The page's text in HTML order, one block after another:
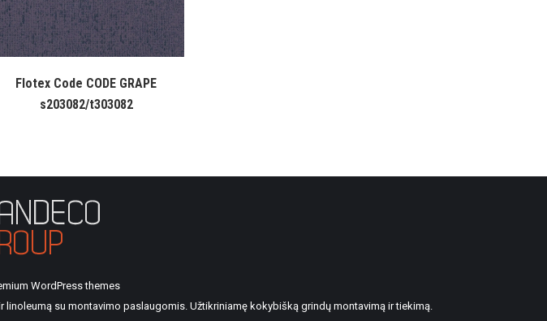
Flotex Code CODE GRAPE
s203082/t303082
WordPress themes
su montavimo paslaugomis. Užtikriniamę kokybišką grindų montavimą ir tiekimą.